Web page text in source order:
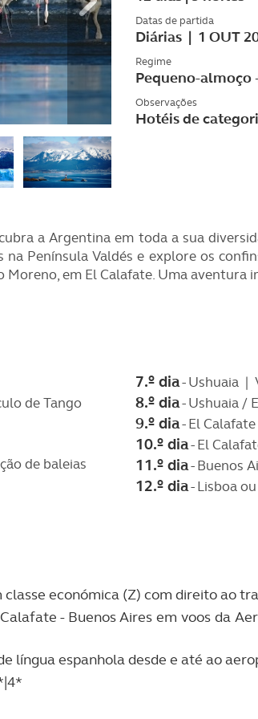
Datas de partida
Diárias | 1 OUT
Regime
Pequeno-almoço
Observações
Hotéis de
a Argentina em toda a sua
Península Valdés e explore os
em El Calafate. Uma aventura
de Tango
de baleias
7.º dia- Ushuaia |
8.º dia- Ushuaia /
9.º dia- El
10.º dia- El
11.º dia- Buenos
12.º dia- Lisboa
económica (Z) com direito ao
- Buenos Aires em voos da
língua espanhola desde e até ao